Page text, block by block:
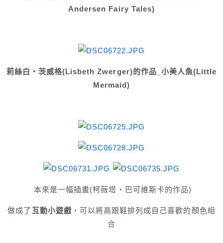
Andersen Fairy Tales)
莉絲白‧茨威格(Lisbeth Zwerger)的作品_小美人魚(Little
Mermaid)
本來是一幅插畫(柯薇塔‧巴可維斯卡的作品)
做成了 互動小遊戲 ，可以將高跟鞋排列成自己喜歡的顏色組
合